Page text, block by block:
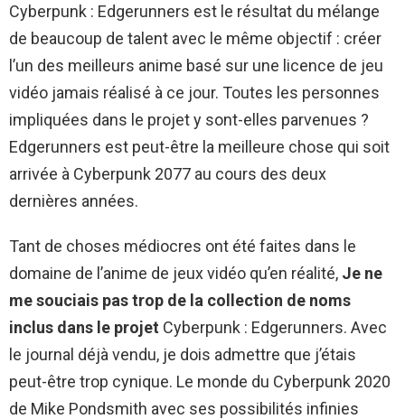
Cyberpunk : Edgerunners est le résultat du mélange
de beaucoup de talent avec le même objectif : créer
l’un des meilleurs anime basé sur une licence de jeu
vidéo jamais réalisé à ce jour. Toutes les personnes
impliquées dans le projet y sont-elles parvenues ?
Edgerunners est peut-être la meilleure chose qui soit
arrivée à Cyberpunk 2077 au cours des deux
dernières années.
Tant de choses médiocres ont été faites dans le
domaine de l’anime de jeux vidéo qu’en réalité, Je ne
me souciais pas trop de la collection de noms
inclus dans le projet Cyberpunk : Edgerunners. Avec
le journal déjà vendu, je dois admettre que j’étais
peut-être trop cynique. Le monde du Cyberpunk 2020
de Mike Pondsmith avec ses possibilités infinies